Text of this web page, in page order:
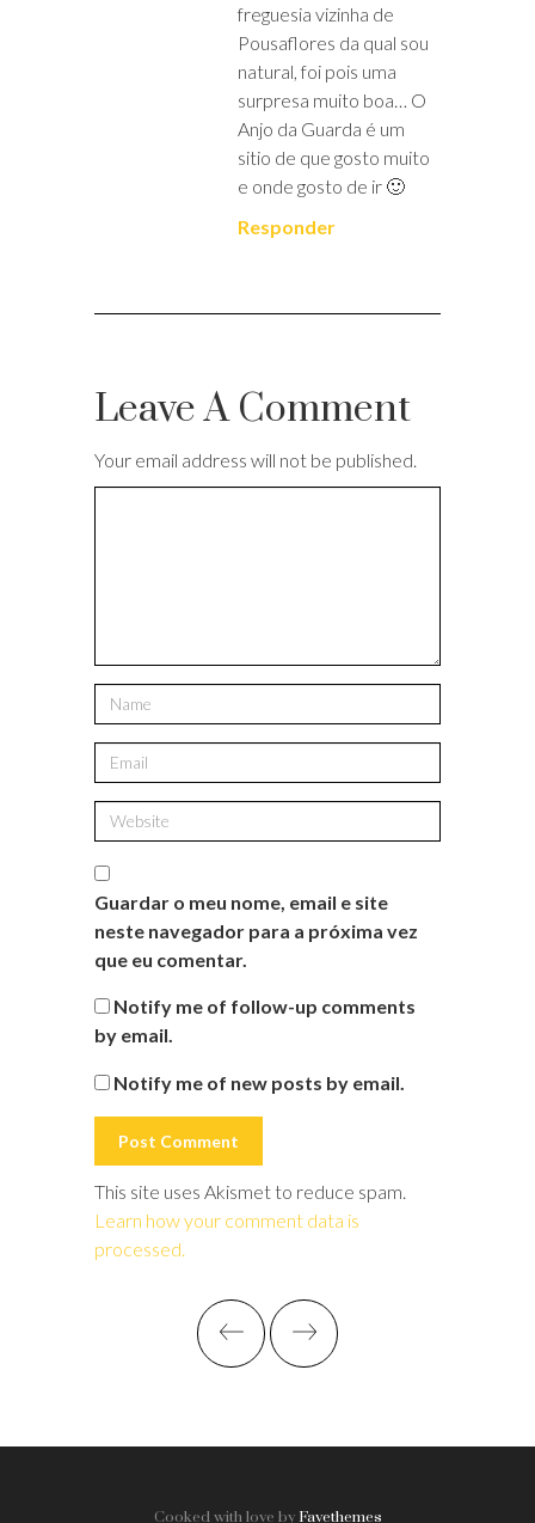
freguesia vizinha de
Pousaflores da qual sou
natural, foi pois uma
surpresa muito boa… O
Anjo da Guarda é um
sitio de que gosto muito
e onde gosto de ir 🙂
Responder
Leave A Comment
Your email address will not be published.
Guardar o meu nome, email e site
neste navegador para a próxima vez
que eu comentar.
Notify me of follow-up comments
by email.
Notify me of new posts by email.
This site uses Akismet to reduce spam.
Learn how your comment data is
processed.
Cooked with love by Favethemes